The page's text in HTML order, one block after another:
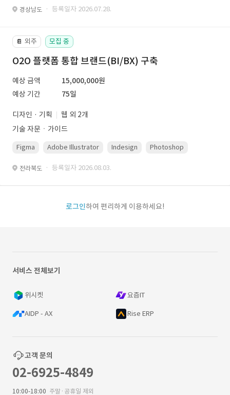
경상남도 · 등록일자 2026.07.28.
📔 외주 모집 중
O2O 플랫폼 통합 브랜드(BI/BX) 구축
예상 금액
15,000,000원
예상 기간
75일
디자인 · 기획
웹 외 2개
기술 자문ㆍ가이드
Figma Adobe Illustrator Indesign Photoshop
전라북도 · 등록일자 2026.08.03.
로그인하여 편리하게 이용하세요!
서비스 전체보기
위시켓 요즘IT
AIDP - AX Rise ERP
고객 문의
02-6925-4849
10:00-18:00 주말·공휴일 제외